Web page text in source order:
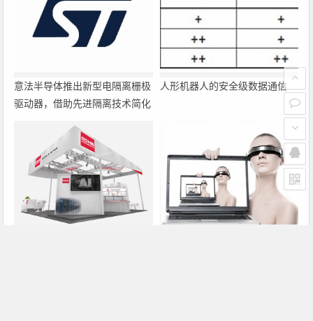
意法半导体推出新型电隔离栅极
驱动器，借助先进隔离技术简化
人形机器人的安全级数据通信